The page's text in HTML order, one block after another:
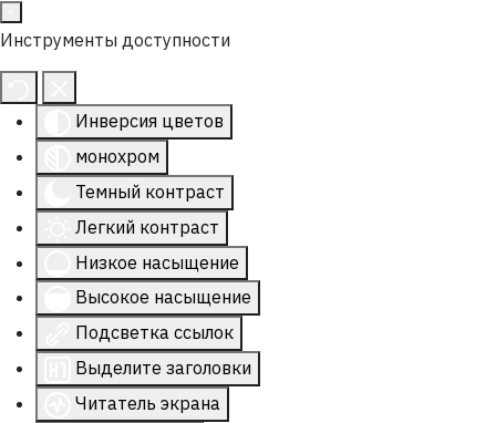
Инструменты доступности
Инверсия цветов
монохром
Темный контраст
Легкий контраст
Низкое насыщение
Высокое насыщение
Подсветка ссылок
Выделите заголовки
Читатель экрана